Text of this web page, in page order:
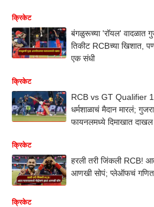
क्रिकेट
बंगळुरूच्या 'रॉयल' वादळात
तिकीट RCBच्या खिशात,
एक संधी
क्रिकेट
RCB vs GT Qualifier
धर्मशाळाचं मैदान मारलं;
फायनलमध्ये दिमाखात दाखल
क्रिकेट
हरली तरी जिंकली RCB!
आणखी सोपं; प्लेऑफचं गणित
क्रिकेट